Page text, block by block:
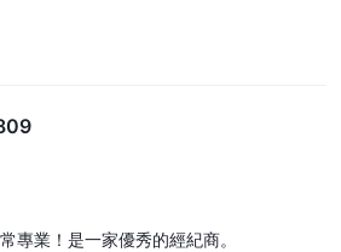
專業！是一家優秀的經紀商。